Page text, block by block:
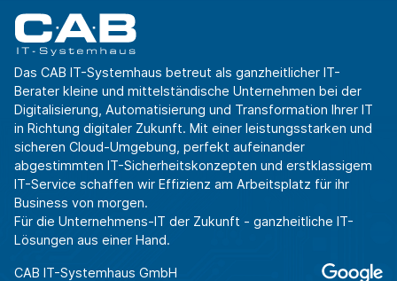
Das CAB IT-Systemhaus betreut als ganzheitlicher IT-
Berater kleine und mittelständische Unternehmen bei der
Digitalisierung, Automatisierung und Transformation Ihrer IT
in Richtung digitaler Zukunft. Mit einer leistungsstarken und
sicheren Cloud-Umgebung, perfekt aufeinander
abgestimmten IT-Sicherheitskonzepten und erstklassigem
IT-Service schaffen wir Effizienz am Arbeitsplatz für ihr
Business von morgen.
Für die Unternehmens-IT der Zukunft - ganzheitliche IT-
Lösungen aus einer Hand.
CAB IT-Systemhaus GmbH